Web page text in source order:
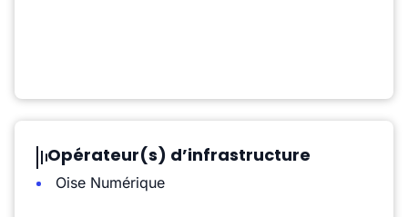
Opérateur(s) d’infrastructure
Oise Numérique